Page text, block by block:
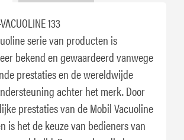
133
serie van producten is
bekend en gewaardeerd vanwege
prestaties en de wereldwijde
achter het merk. Door
prestaties van de Mobil Vacuoline
is het de keuze van bedieners van